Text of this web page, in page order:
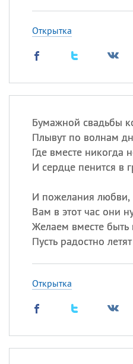
Открытка
Бумажной свадьбы
Плывут по волнам
Где вместе никогда
И сердце пенится в
И пожелания любви,
Вам в этот час они
Желаем вместе быть
Пусть радостно
Открытка